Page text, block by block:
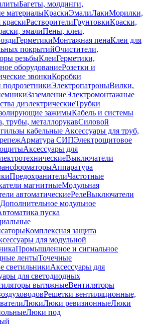
Багеты, молдинги,
материалыКраскиЭмалиЛакиМорилки,
РастворителиГрунтовкиКраски,
эмалиПены, клеи,
ГерметикиМонтажная пенаКлеи для
покрытийОчистители,
резьбыКлеиГерметики,
оборудованиеРозетки и
звонкиКоробки
подрозетникиЭлектропатроныВилки,
ЗаземлениеЭлектромонтажные
диэлектрическиеТрубки
зажимыКабель и системы
трубы, металлорукавСиловой
кабельные Аксессуары для труб,
Арматура СИПЭлектрощитовое
Аксессуары для
Выключатели
Аппаратура
ПредохранителиЧастотные
магнитныеМодульная
автоматическиеРелеВыключатели
Дополнительное модульное
пуска
Комплексная защита
для модульной
Промышленное и сигнальное
лентыТочечные
светильникиАксессуары для
для светодиодных
вытяжныеВентиляторы
Решетки вентиляционные,
ЛюкиЛюки ревизионныеЛюки
Люки под